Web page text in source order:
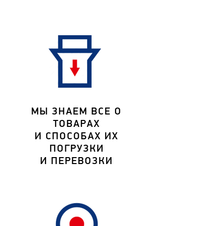
МЫ ЗНАЕМ ВСЕ О
ТОВАРАХ
И СПОСОБАХ ИХ
ПОГРУЗКИ
И ПЕРЕВОЗКИ